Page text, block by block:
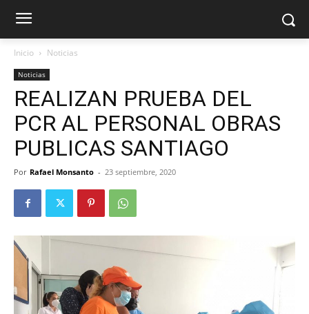
Inicio Noticias
Noticias
REALIZAN PRUEBA DEL
PCR AL PERSONAL OBRAS
PUBLICAS SANTIAGO
Por Rafael Monsanto - 23 septiembre, 2020